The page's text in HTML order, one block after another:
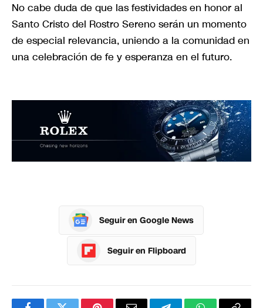
No cabe duda de que las festividades en honor al
Santo Cristo del Rostro Sereno serán un momento
de especial relevancia, uniendo a la comunidad en
una celebración de fe y esperanza en el futuro.
Seguir en Google News
Seguir en Flipboard